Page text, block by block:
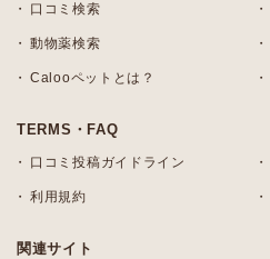
口コミ検索
動物薬検索
Calooペットとは？
TERMS・FAQ
口コミ投稿ガイドライン
利用規約
関連サイト